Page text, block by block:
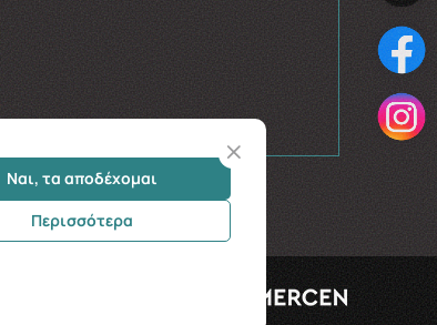
Ναι, τα αποδέχομαι
Περισσότερα